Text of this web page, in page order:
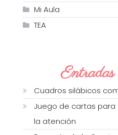
Mi Aula
TEA
Entradas
Cuadros silábicos
Juego de cartas
la atención